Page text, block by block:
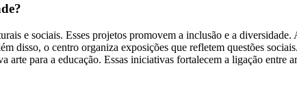
e sociais. Esses projetos promovem a inclusão e a diversidade.
disso, o centro organiza exposições que refletem questões
para a educação. Essas iniciativas fortalecem a ligação entre